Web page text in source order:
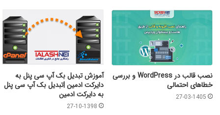
نصب قالب در WordPress و بررسی
خطاهای احتمالی
27-03-1405
آموزش تبدیل بک آپ سی پنل به
دایرکت ادمین |تبدیل بک آپ سی پنل
به دایرکت ادمین
27-10-1398